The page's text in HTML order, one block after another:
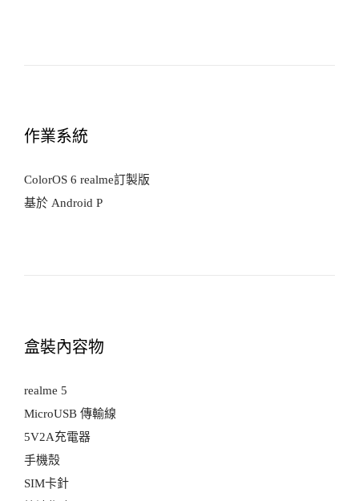
作業系統
ColorOS 6 realme訂製版
基於 Android P
盒裝內容物
realme 5
MicroUSB 傳輸線
5V2A充電器
手機殼
SIM卡針